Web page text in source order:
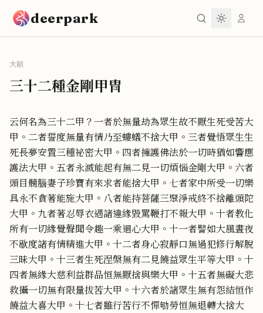
deerpark
大願
三十二種金剛甲冑
云何名為三十二甲？一者於無量劫為眾生故不厭生死受苦大
甲。二者誓度無量有情乃至螻蟻不捨大甲。三者覺悟眾生生
死長夢安置三種祕密大甲。四者擁護佛法於一切時猶如響應
護法大甲。五者永滅能起有無二見一切煩惱金剛大甲。六者
頭目髓腦妻子珍寶有來求者能捨大甲。七者家中所受一切樂
具永不貪著能施大甲。八者能持菩薩三聚淨戒終不捨離頭陀
大甲。九者著忍辱衣遇諸違緣毀罵鞭打不報大甲。十者教化
所有一切緣覺聲聞令趣一乘迴心大甲。十一者譬如大風晝夜
不歇度諸有情精進大甲。十二者身心寂靜口無過犯修行解脫
三昧大甲。十三者生死涅槃無有二見饒益眾生平等大甲。十
四者無緣大慈利益群品恒無厭捨與樂大甲。十五者無礙大悲
救攝一切無有限量拔苦大甲。十六者於諸眾生無有怨結恒作
饒益大喜大甲。十七者雖行苦行不憚劬勞恒無退轉大捨大